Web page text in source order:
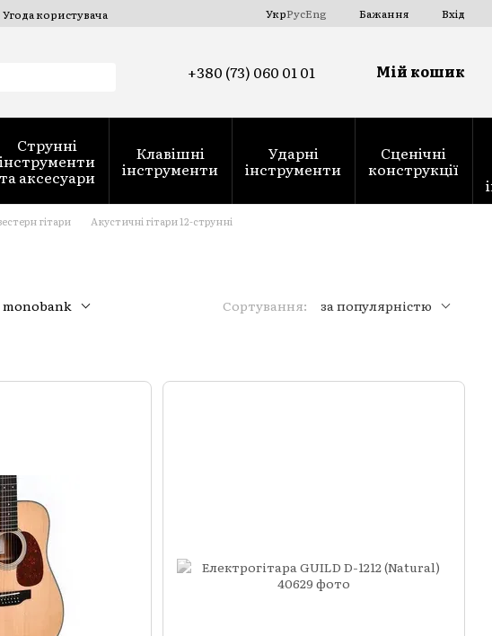
Угода користувача
УкрРусEng Бажання Вхід
+380 (73) 060 01 01 Мій кошик
Струнні
інструменти
та аксесуари
Клавішні
інструменти
Ударні
інструменти
Сценічні
конструкції
гітари Акустичні гітари 12-струнні
monobank Сортування: за популярністю